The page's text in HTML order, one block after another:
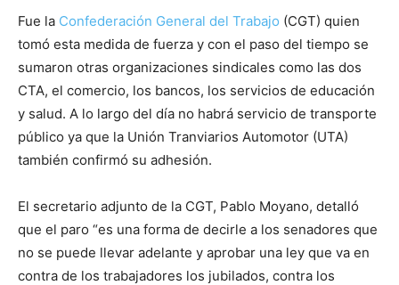
Fue la Confederación General del Trabajo (CGT) quien
tomó esta medida de fuerza y con el paso del tiempo se
sumaron otras organizaciones sindicales como las dos
CTA, el comercio, los bancos, los servicios de educación
y salud. A lo largo del día no habrá servicio de transporte
público ya que la Unión Tranviarios Automotor (UTA)
también confirmó su adhesión.
El secretario adjunto de la CGT, Pablo Moyano, detalló
que el paro “es una forma de decirle a los senadores que
no se puede llevar adelante y aprobar una ley que va en
contra de los trabajadores los jubilados, contra los